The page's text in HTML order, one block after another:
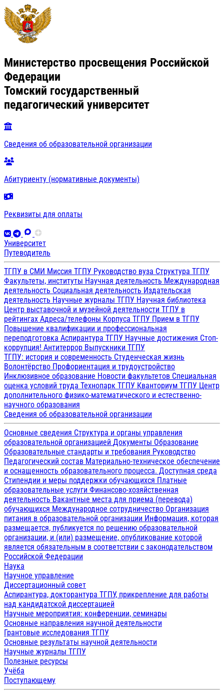
Министерство просвещения Российской
Федерации
Томский государственный
педагогический университет
Сведения об образовательной организации
Абитуриенту (нормативные документы)
Реквизиты для оплаты
Университет
Путеводитель
ТГПУ в СМИ Миссия ТГПУ Руководство вуза Структура ТГПУ
Факультеты, институты Научная деятельность Международная
деятельность Социальная деятельность Издательская
деятельность Научные журналы ТГПУ Научная библиотека
Центр выставочной и музейной деятельности ТГПУ в
рейтингах Адреса/телефоны Корпуса ТГПУ Прием в ТГПУ
Повышение квалификации и профессиональная
переподготовка Аспирантура ТГПУ Научные достижения Стоп-
коррупция! Антитеррор Выпускники ТГПУ
ТГПУ: история и современность Студенческая жизнь
Волонтёрство Профориентация и трудоустройство
Инклюзивное образование Новости факультетов Специальная
оценка условий труда Технопарк ТГПУ Кванториум ТГПУ Центр
дополнительного физико-математического и естественно-
научного образования
Сведения об образовательной организации
Основные сведения Структура и органы управления
образовательной организацией Документы Образование
Образовательные стандарты и требования Руководство
Педагогический состав Материально-техническое обеспечение
и оснащенность образовательного процесса. Доступная среда
Стипендии и меры поддержки обучающихся Платные
образовательные услуги Финансово-хозяйственная
деятельность Вакантные места для приема (перевода)
обучающихся Международное сотрудничество Организация
питания в образовательной организации Информация, которая
размещается, публикуется по решению образовательной
организации, и (или) размещение, опубликование которой
является обязательным в соответствии с законодательством
Российской Федерации
Наука
Научное управление
Диссертационный совет
Аспирантура, докторантура ТГПУ, прикрепление для работы
над кандидатской диссертацией
Научные мероприятия: конференции, семинары
Основные направления научной деятельности
Грантовые исследования ТГПУ
Основные результаты научной деятельности
Научные журналы ТГПУ
Полезные ресурсы
Учёба
Поступающему